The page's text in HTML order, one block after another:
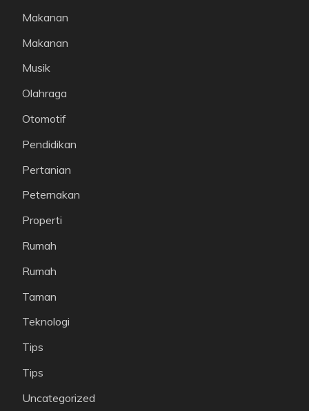
Makanan
Makanan
Musik
Olahraga
Otomotif
Pendidikan
Pertanian
Peternakan
Properti
Rumah
Rumah
Taman
Teknologi
Tips
Tips
Uncategorized